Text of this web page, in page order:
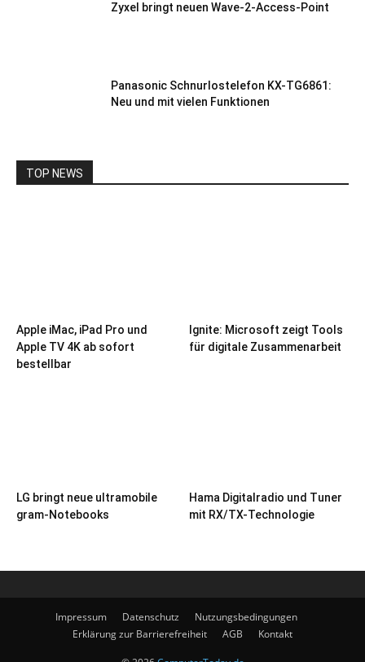
Zyxel bringt neuen Wave-2-Access-Point
Panasonic Schnurlostelefon KX-TG6861:
Neu und mit vielen Funktionen
TOP NEWS
Apple iMac, iPad Pro und
Apple TV 4K ab sofort
bestellbar
Ignite: Microsoft zeigt Tools
für digitale Zusammenarbeit
LG bringt neue ultramobile
gram-Notebooks
Hama Digitalradio und Tuner
mit RX/TX-Technologie
Impressum Datenschutz
Nutzungsbedingungen
Erklärung zur Barrierefreiheit
AGB Kontakt